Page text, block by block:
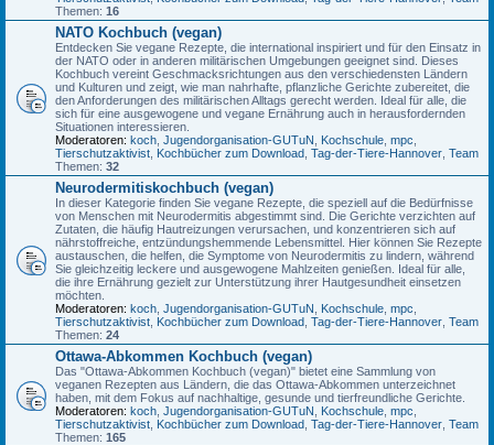
Themen: 16
NATO Kochbuch (vegan)
Entdecken Sie vegane Rezepte, die international inspiriert und für den Einsatz in
der NATO oder in anderen militärischen Umgebungen geeignet sind. Dieses
Kochbuch vereint Geschmacksrichtungen aus den verschiedensten Ländern
und Kulturen und zeigt, wie man nahrhafte, pflanzliche Gerichte zubereitet, die
den Anforderungen des militärischen Alltags gerecht werden. Ideal für alle, die
sich für eine ausgewogene und vegane Ernährung auch in herausfordernden
Situationen interessieren.
Moderatoren: koch Jugendorganisation-GUTuN Kochschule mpc
Tierschutzaktivist Kochbücher zum Download Tag-der-Tiere-Hannover Team
Themen: 32
Neurodermitiskochbuch (vegan)
In dieser Kategorie finden Sie vegane Rezepte, die speziell auf die Bedürfnisse
von Menschen mit Neurodermitis abgestimmt sind. Die Gerichte verzichten auf
Zutaten, die häufig Hautreizungen verursachen, und konzentrieren sich auf
nährstoffreiche, entzündungshemmende Lebensmittel. Hier können Sie Rezepte
austauschen, die helfen, die Symptome von Neurodermitis zu lindern, während
Sie gleichzeitig leckere und ausgewogene Mahlzeiten genießen. Ideal für alle,
die ihre Ernährung gezielt zur Unterstützung ihrer Hautgesundheit einsetzen
möchten.
Moderatoren: koch Jugendorganisation-GUTuN Kochschule mpc
Tierschutzaktivist Kochbücher zum Download Tag-der-Tiere-Hannover Team
Themen: 24
Ottawa-Abkommen Kochbuch (vegan)
Das "Ottawa-Abkommen Kochbuch (vegan)" bietet eine Sammlung von
veganen Rezepten aus Ländern, die das Ottawa-Abkommen unterzeichnet
haben, mit dem Fokus auf nachhaltige, gesunde und tierfreundliche Gerichte.
Moderatoren: koch Jugendorganisation-GUTuN Kochschule mpc
Tierschutzaktivist Kochbücher zum Download Tag-der-Tiere-Hannover Team
Themen: 165